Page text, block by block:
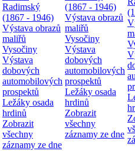
Radimský
(1867 - 1946)
Výstava obrazů
maliřů
Vysočiny
Výstava
dobových
automobilových
prospektů
Ležáky osada
hrdinů
Zobrazit
všechny
záznamy ze dne
(1867 - 1946)
Výstava obrazů
maliřů
Vysočiny
Výstava
dobových
automobilových
prospektů
Ležáky osada
hrdinů
Zobrazit
všechny
záznamy ze dne